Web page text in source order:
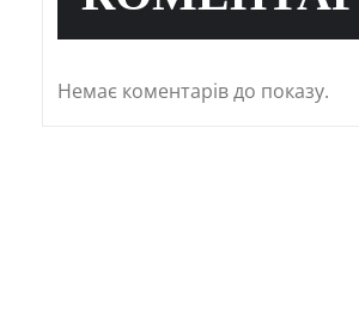
Немає коментарів до показу.